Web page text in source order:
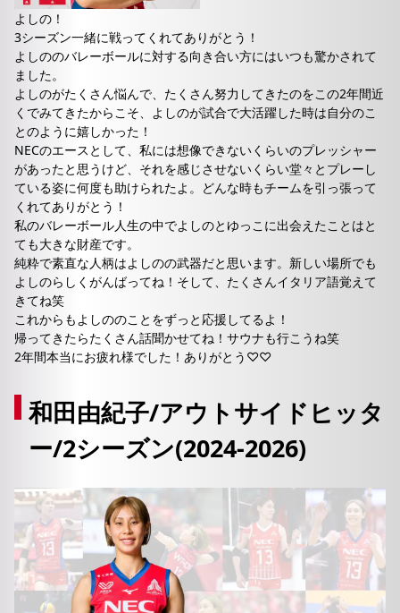
よしの！
3シーズン一緒に戦ってくれてありがとう！
よしののバレーボールに対する向き合い方にはいつも驚かされて
ました。
よしのがたくさん悩んで、たくさん努力してきたのをこの2年間近
くでみてきたからこそ、よしのが試合で大活躍した時は自分のこ
とのように嬉しかった！
NECのエースとして、私には想像できないくらいのプレッシャー
があったと思うけど、それを感じさせないくらい堂々とプレーし
ている姿に何度も助けられたよ。どんな時もチームを引っ張って
くれてありがとう！
私のバレーボール人生の中でよしのとゆっこに出会えたことはと
ても大きな財産です。
純粋で素直な人柄はよしのの武器だと思います。新しい場所でも
よしのらしくがんばってね！そして、たくさんイタリア語覚えて
きてね笑
これからもよしののことをずっと応援してるよ！
帰ってきたらたくさん話聞かせてね！サウナも行こうね笑
2年間本当にお疲れ様でした！ありがとう♡♡
和田由紀子/アウトサイドヒッタ
ー/2シーズン(2024-2026)